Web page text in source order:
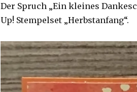
Der Spruch „Ein kleines
Up! Stempelset „Herbstanfang“.